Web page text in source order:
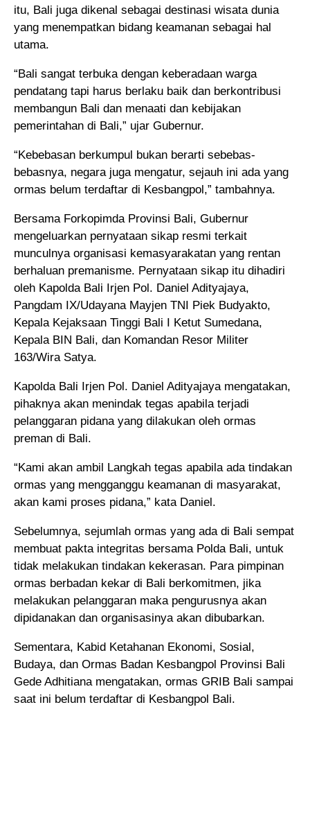
itu, Bali juga dikenal sebagai destinasi wisata dunia
yang menempatkan bidang keamanan sebagai hal
utama.
“Bali sangat terbuka dengan keberadaan warga
pendatang tapi harus berlaku baik dan berkontribusi
membangun Bali dan menaati dan kebijakan
pemerintahan di Bali,” ujar Gubernur.
“Kebebasan berkumpul bukan berarti sebebas-
bebasnya, negara juga mengatur, sejauh ini ada yang
ormas belum terdaftar di Kesbangpol,” tambahnya.
Bersama Forkopimda Provinsi Bali, Gubernur
mengeluarkan pernyataan sikap resmi terkait
munculnya organisasi kemasyarakatan yang rentan
berhaluan premanisme. Pernyataan sikap itu dihadiri
oleh Kapolda Bali Irjen Pol. Daniel Adityajaya,
Pangdam IX/Udayana Mayjen TNI Piek Budyakto,
Kepala Kejaksaan Tinggi Bali I Ketut Sumedana,
Kepala BIN Bali, dan Komandan Resor Militer
163/Wira Satya.
Kapolda Bali Irjen Pol. Daniel Adityajaya mengatakan,
pihaknya akan menindak tegas apabila terjadi
pelanggaran pidana yang dilakukan oleh ormas
preman di Bali.
“Kami akan ambil Langkah tegas apabila ada tindakan
ormas yang mengganggu keamanan di masyarakat,
akan kami proses pidana,” kata Daniel.
Sebelumnya, sejumlah ormas yang ada di Bali sempat
membuat pakta integritas bersama Polda Bali, untuk
tidak melakukan tindakan kekerasan. Para pimpinan
ormas berbadan kekar di Bali berkomitmen, jika
melakukan pelanggaran maka pengurusnya akan
dipidanakan dan organisasinya akan dibubarkan.
Sementara, Kabid Ketahanan Ekonomi, Sosial,
Budaya, dan Ormas Badan Kesbangpol Provinsi Bali
Gede Adhitiana mengatakan, ormas GRIB Bali sampai
saat ini belum terdaftar di Kesbangpol Bali.